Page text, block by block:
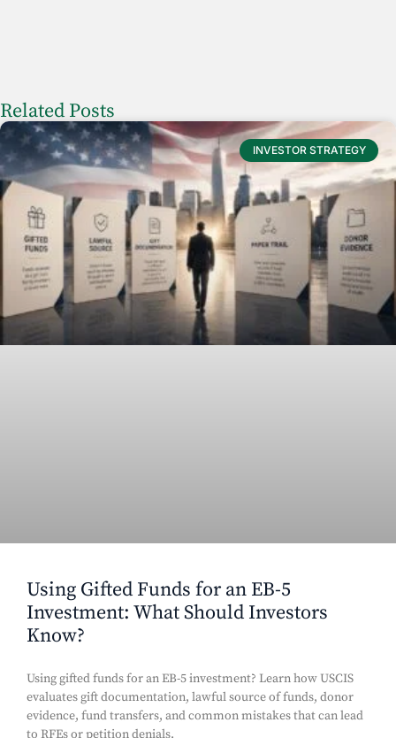
Related Posts
INVESTOR STRATEGY
Using Gifted Funds for an EB-5
Investment: What Should Investors
Know?
Using gifted funds for an EB-5 investment? Learn how USCIS
evaluates gift documentation, lawful source of funds, donor
evidence, fund transfers, and common mistakes that can lead
to RFEs or petition denials.